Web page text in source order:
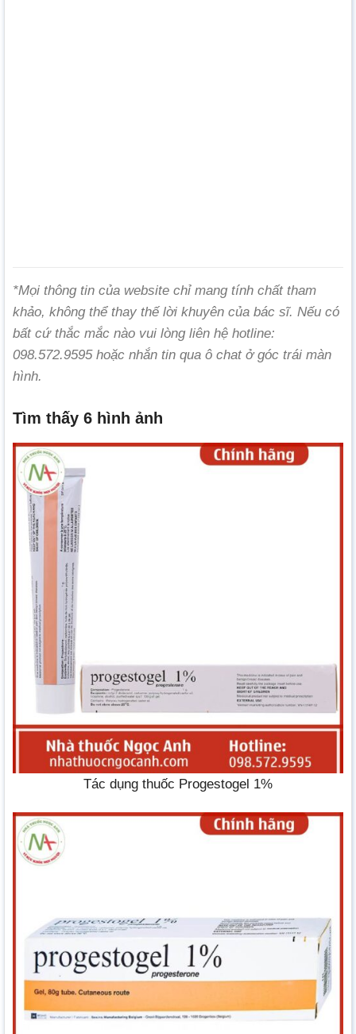
*Mọi thông tin của website chỉ mang tính chất tham
khảo, không thể thay thế lời khuyên của bác sĩ. Nếu có
bất cứ thắc mắc nào vui lòng liên hệ hotline:
098.572.9595 hoặc nhắn tin qua ô chat ở góc trái màn
hình.
Tìm thấy 6 hình ảnh
Tác dụng thuốc Progestogel 1%